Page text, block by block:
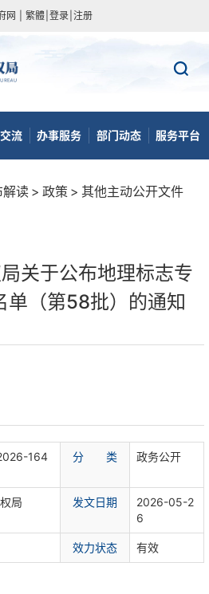
网 繁體 登录 注册
流 办事服务 部门动态 服务平台
解读 > 政策 > 其他主动公开文件
关于公布地理标志专
单（第58批）的通知
164
分 类 政务公开
局 发文日期
2026-05-2
6
效力状态 有效